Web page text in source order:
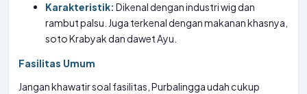
Karakteristik: Dikenal dengan industri wig dan
rambut palsu. Juga terkenal dengan makanan khasnya,
soto Krabyak dan dawet Ayu.
Fasilitas Umum
Jangan khawatir soal fasilitas, Purbalingga udah cukup